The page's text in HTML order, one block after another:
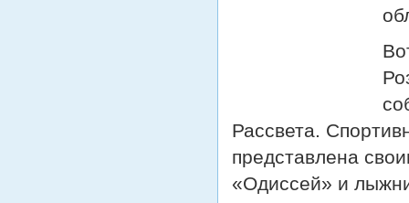
Рассвета.
представлена
«Одиссей» и